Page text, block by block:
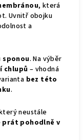
, která
Uvnitř obojku
a
. Na výběr
chlupů – vhodná
bez této
.
neustále
prát pohodlně v